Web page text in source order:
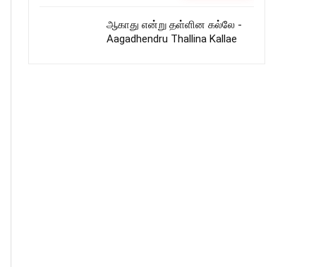
ஆகாது என்று தள்ளின கல்லே -
Aagadhendru Thallina Kallae